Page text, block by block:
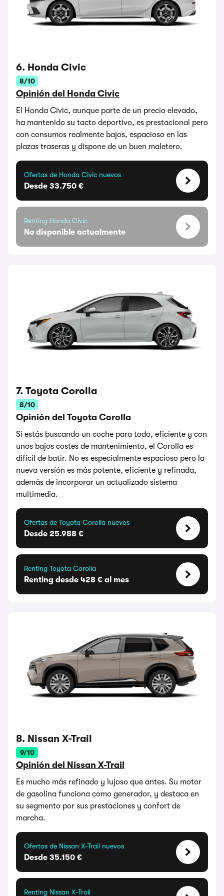
6. Honda Civic
8/10
Opinión del Honda Civic
El Honda Civic, aunque parte de un precio elevado,
ha mantenido su tacto deportivo, es prestacional pero
con consumos realmente bajos, espacioso en las
plazas traseras y dispone de un buen maletero.
Ofertas de Honda Civic nuevos
Desde 33.750 €
Renting Honda Civic
No disponible actualmente
7. Toyota Corolla
8/10
Opinión del Toyota Corolla
Si estás buscando un coche para todo, eficiente y con
unos bajos costes de mantenimiento, el Corolla es
difícil de batir. No es especialmente espacioso pero la
nueva versión es más potente, eficiente y refinada,
además de incorporar un actualizado sistema
multimedia.
Ofertas de Toyota Corolla nuevos
Desde 25.988 €
Renting Toyota Corolla
Renting desde 428 € al mes
8. Nissan X-Trail
9/10
Opinión del Nissan X-Trail
Es mucho más refinado y lujoso que antes. Su motor
de gasolina funciona como generador, y destaca en
su segmento por sus prestaciones y confort de
marcha.
Ofertas de Nissan X-Trail nuevos
Desde 35.150 €
Renting Nissan X-Trail